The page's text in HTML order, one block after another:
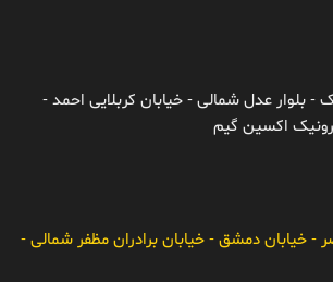
- بلوار عدل شمالی - خیابان کربلایی احمد -
اکسین گیم
- خیابان دمشق - خیابان برادران مظفر شمالی -